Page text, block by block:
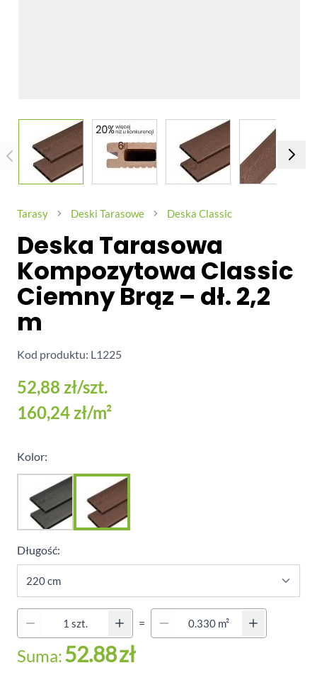
View larger imageView larger imageView larger imageView
Tarasy Deski Tarasowe Deska Classic
Deska Tarasowa
Kompozytowa Classic
Ciemny Brąz – dł. 2,2
m
Kod produktu: L1225
52,88 zł/szt.
160,24 zł/m²
Kolor:
Długość:
=
Quantity (Secondary)
Suma:52.88zł